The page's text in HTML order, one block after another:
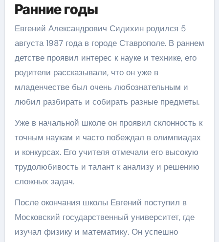
Ранние годы
Евгений Александрович Сидихин родился 5
августа 1987 года в городе Ставрополе. В раннем
детстве проявил интерес к науке и технике, его
родители рассказывали, что он уже в
младенчестве был очень любознательным и
любил разбирать и собирать разные предметы.
Уже в начальной школе он проявил склонность к
точным наукам и часто побеждал в олимпиадах
и конкурсах. Его учителя отмечали его высокую
трудолюбивость и талант к анализу и решению
сложных задач.
После окончания школы Евгений поступил в
Московский государственный университет, где
изучал физику и математику. Он успешно